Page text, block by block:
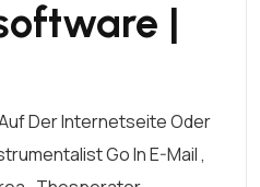
|
Der Internetseite Oder
Go In E-Mail ,